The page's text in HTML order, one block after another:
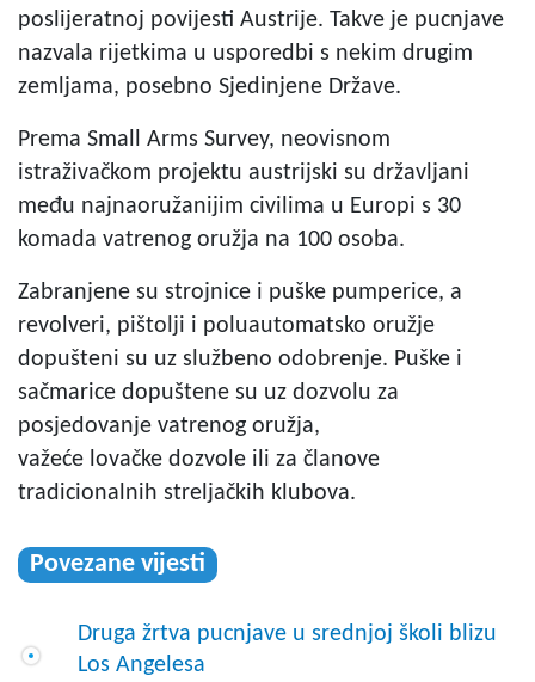
poslijeratnoj povijesti Austrije. Takve je pucnjave
nazvala rijetkima u usporedbi s nekim drugim
zemljama, posebno Sjedinjene Države.
Prema Small Arms Survey, neovisnom
istraživačkom projektu austrijski su državljani
među najnaoružanijim civilima u Europi s 30
komada vatrenog oružja na 100 osoba.
Zabranjene su strojnice i puške pumperice, a
revolveri, pištolji i poluautomatsko oružje
dopušteni su uz službeno odobrenje. Puške i
sačmarice dopuštene su uz dozvolu za
posjedovanje vatrenog oružja,
važeće lovačke dozvole ili za članove
tradicionalnih streljačkih klubova.
Povezane vijesti
Druga žrtva pucnjave u srednjoj školi blizu
Los Angelesa